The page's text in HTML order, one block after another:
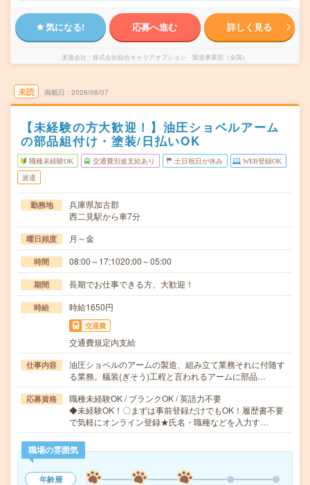
気になる! 応募へ進む 詳しく見る
派遣会社 株式会社綜合キャリアオプション 製造事業部（全国）
未読 掲載日 2026/08/07
【未経験の方大歓迎！】油圧ショベルアーム
の部品組付け・塗装/日払いOK
職種未経験OK 交通費別途支給あり 土日祝日が休み WEB登録OK
派遣
勤務地
兵庫県加古郡
西二見駅から車7分
曜日頻度 月～金
時間 08:00～17:1020:00～05:00
期間 長期でお仕事できる方、大歓迎！
時給 時給1650円
交通費
交通費規定内支給
仕事内容
油圧ショベルのアームの製造、組み立て業務それに付随す
る業務。艤装(ぎそう)工程と言われるアームに部品…
応募資格
職種未経験OK / ブランクOK / 英語力不要
◆未経験OK！〇まずは事前登録だけでもOK！履歴書不要
で気軽にオンライン登録★氏名・職種などを入力す…
職場の雰囲気
年齢層